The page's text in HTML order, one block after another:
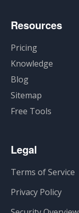
Resources
Pricing
Knowledge
Blog
Sitemap
Free Tools
Legal
Terms of Service
Privacy Policy